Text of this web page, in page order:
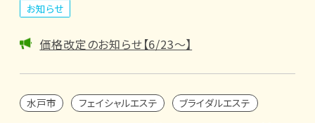
お知らせ
価格改定のお知らせ【6/23～】
水戸市 フェイシャルエステ ブライダルエステ